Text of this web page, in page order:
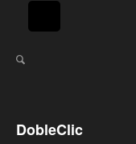
DobleClic